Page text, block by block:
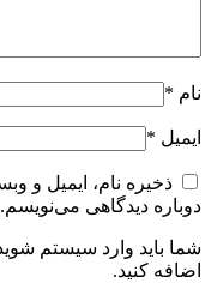
نام *
ایمیل *
ذخیره نام، ایمیل و
دوباره دیدگاهی می‌نویسم.
شما باید وارد سیستم
اضافه کنید.